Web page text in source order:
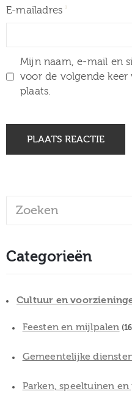
E-mailadres
Mijn naam, e-mail en
voor de volgende
plaats.
Categorieën
Cultuur en
Feesten en mijlpalen
Gemeentelijke
Parken, speeltuinen